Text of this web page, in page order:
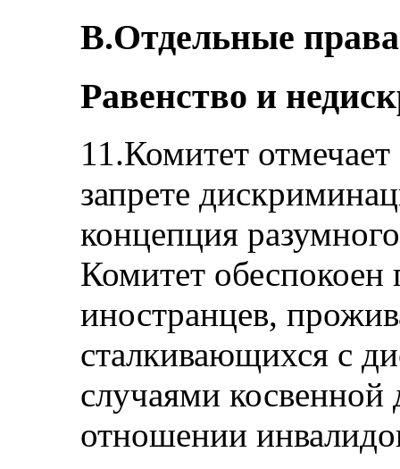
B.Отдельные
Равенство и
11.Комитет
запрете
концепция
Комитет
иностранцев,
сталкивающихся с
случаями
отношении